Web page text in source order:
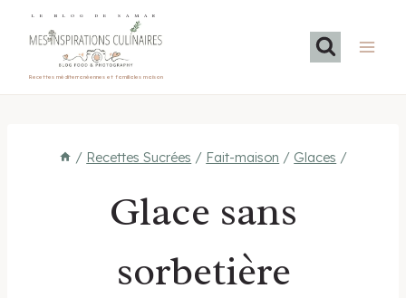
LE BLOG DE SAMAR
Recettes méditerranéennes et familiales maison
/ Recettes Sucrées / Fait-maison / Glaces /
Glace sans
sorbetière